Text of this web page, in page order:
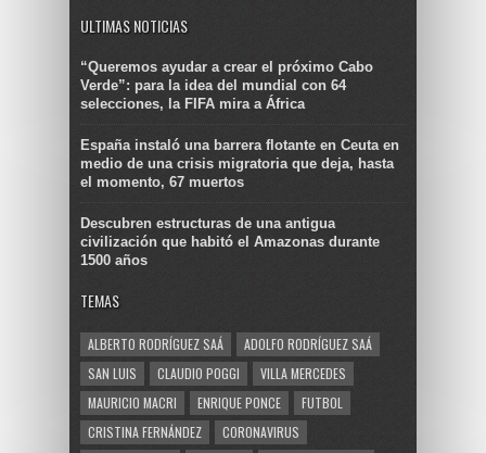
ULTIMAS NOTICIAS
“Queremos ayudar a crear el próximo Cabo
Verde”: para la idea del mundial con 64
selecciones, la FIFA mira a África
España instaló una barrera flotante en Ceuta en
medio de una crisis migratoria que deja, hasta
el momento, 67 muertos
Descubren estructuras de una antigua
civilización que habitó el Amazonas durante
1500 años
TEMAS
ALBERTO RODRÍGUEZ SAÁ
ADOLFO RODRÍGUEZ SAÁ
SAN LUIS
CLAUDIO POGGI
VILLA MERCEDES
MAURICIO MACRI
ENRIQUE PONCE
FUTBOL
CRISTINA FERNÁNDEZ
CORONAVIRUS